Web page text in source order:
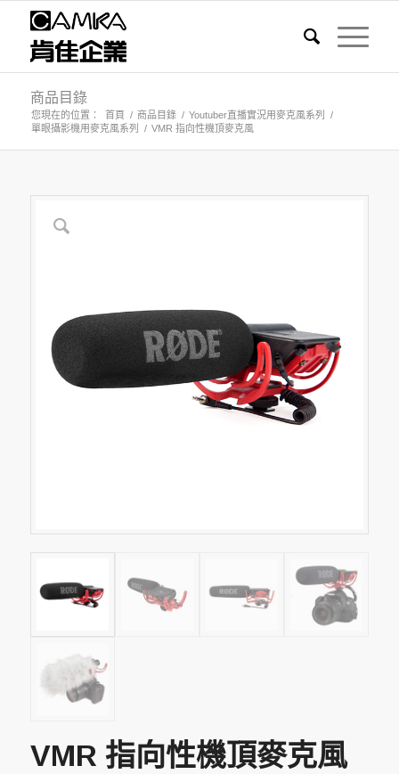
商品目錄
您現在的位置： 首頁 / 商品目錄 / Youtuber直播實況用麥克風系列
/
單眼攝影機用麥克風系列
/ VMR 指向性機頂麥克風
VMR 指向性機頂麥克風